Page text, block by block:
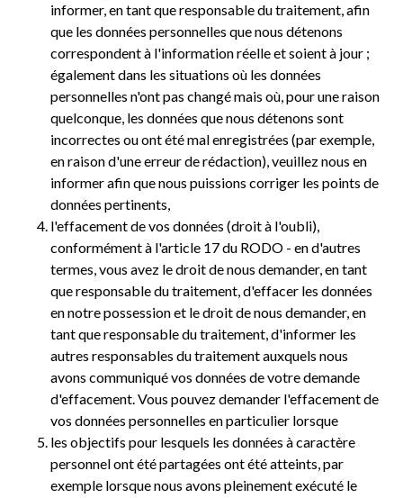
informer, en tant que responsable du traitement, afin
que les données personnelles que nous détenons
correspondent à l'information réelle et soient à jour ;
également dans les situations où les données
personnelles n'ont pas changé mais où, pour une raison
quelconque, les données que nous détenons sont
incorrectes ou ont été mal enregistrées (par exemple,
en raison d'une erreur de rédaction), veuillez nous en
informer afin que nous puissions corriger les points de
données pertinents,
l'effacement de vos données (droit à l'oubli),
conformément à l'article 17 du RODO - en d'autres
termes, vous avez le droit de nous demander, en tant
que responsable du traitement, d'effacer les données
en notre possession et le droit de nous demander, en
tant que responsable du traitement, d'informer les
autres responsables du traitement auxquels nous
avons communiqué vos données de votre demande
d'effacement. Vous pouvez demander l'effacement de
vos données personnelles en particulier lorsque
les objectifs pour lesquels les données à caractère
personnel ont été partagées ont été atteints, par
exemple lorsque nous avons pleinement exécuté le